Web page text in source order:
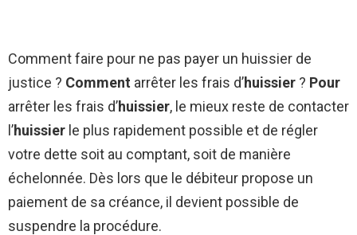
Comment faire pour ne pas payer un huissier de
justice ? Comment arrêter les frais d’huissier ? Pour
arrêter les frais d’huissier, le mieux reste de contacter
l’huissier le plus rapidement possible et de régler
votre dette soit au comptant, soit de manière
échelonnée. Dès lors que le débiteur propose un
paiement de sa créance, il devient possible de
suspendre la procédure.